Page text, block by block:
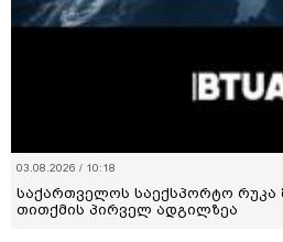
03.08.2026 / 10:18
საქართველოს საექსპორტო რუკა
თითქმის პირველ ადგილზეა